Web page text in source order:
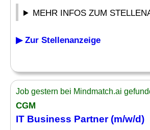
MEHR INFOS ZUM
▶ Zur Stellenanzeige
Job gestern bei Mindmatch.ai
CGM
IT Business Partner (m/w/d)